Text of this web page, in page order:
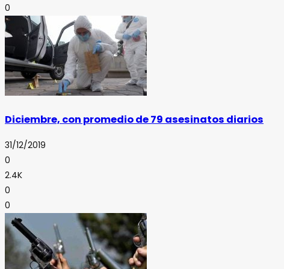
0
Diciembre, con promedio de 79 asesinatos diarios
31/12/2019
0
2.4K
0
0